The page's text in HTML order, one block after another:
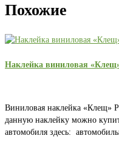
Похожие
Наклейка виниловая
Виниловая наклейка «Клещ»
данную наклейку можно
автомобиля здесь: